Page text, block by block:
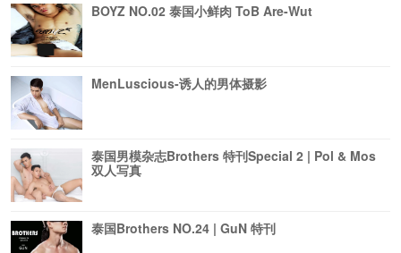
BOYZ NO.02 泰国小鲜肉 ToB Are-Wut
MenLuscious-诱人的男体摄影
泰国男模杂志Brothers 特刊Special 2 | Pol & Mos
双人写真
泰国Brothers NO.24 | GuN 特刊